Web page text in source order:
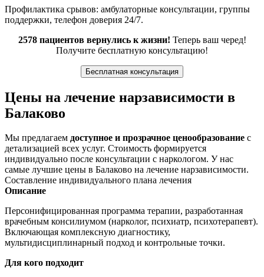
Профилактика срывов: амбулаторные консультации, группы
поддержки, телефон доверия 24/7.
2578 пациентов вернулись к жизни! Теперь ваш черед!
Получите бесплатную консультацию!
Бесплатная консультация
Цены на лечение нарзависимости в
Балаково
Мы предлагаем доступное и прозрачное ценообразование с
детализацией всех услуг. Стоимость формируется
индивидуально после консультации с наркологом. У нас
самые лучшие цены в Балаково на лечение нарзависимости.
Составление индивидуального плана лечения
Описание
Персонифицированная программа терапии, разработанная
врачебным консилиумом (нарколог, психиатр, психотерапевт).
Включающая комплексную диагностику,
мультидисциплинарный подход и контрольные точки.
Для кого подходит